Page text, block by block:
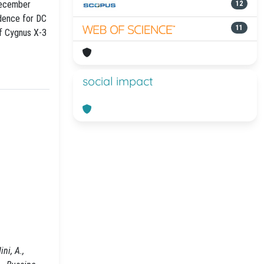
for DC
X-3
A.,
12
11
social impact